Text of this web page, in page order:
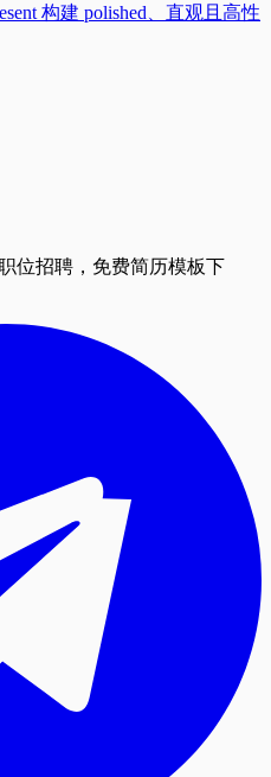
构建 polished、直观且高性
位招聘，免费简历模板下